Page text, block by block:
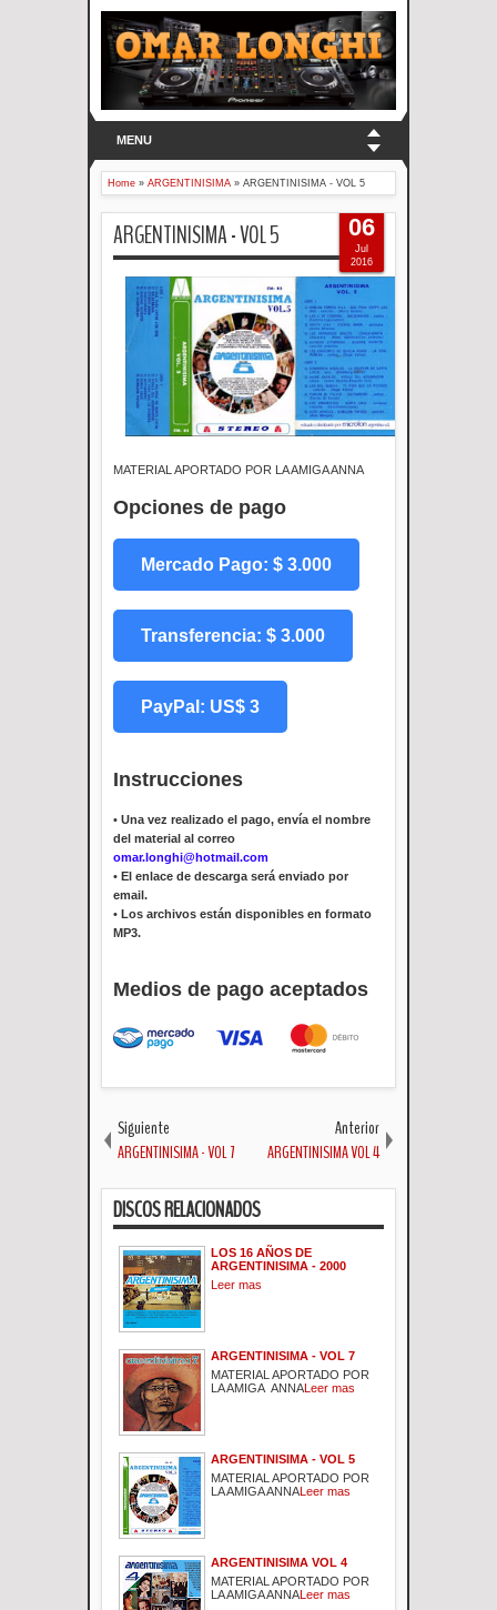
MENU
Home » ARGENTINISIMA » ARGENTINISIMA - VOL 5
ARGENTINISIMA - VOL 5
MATERIAL APORTADO POR LA AMIGA ANNA
Opciones de pago
Mercado Pago: $ 3.000
Transferencia: $ 3.000
PayPal: US$ 3
Instrucciones
• Una vez realizado el pago, envía el nombre
del material al correo
omar.longhi@hotmail.com
• El enlace de descarga será enviado por
email.
• Los archivos están disponibles en formato
MP3.
Medios de pago aceptados
06
Jul
2016
Siguiente
ARGENTINISIMA - VOL 7
Anterior
ARGENTINISIMA VOL 4
DISCOS RELACIONADOS
LOS 16 AÑOS DE
ARGENTINISIMA - 2000
Leer mas
ARGENTINISIMA - VOL 7
MATERIAL APORTADO POR
LA AMIGA ANNALeer mas
ARGENTINISIMA - VOL 5
MATERIAL APORTADO POR
LA AMIGA ANNALeer mas
ARGENTINISIMA VOL 4
MATERIAL APORTADO POR
LA AMIGA ANNALeer mas